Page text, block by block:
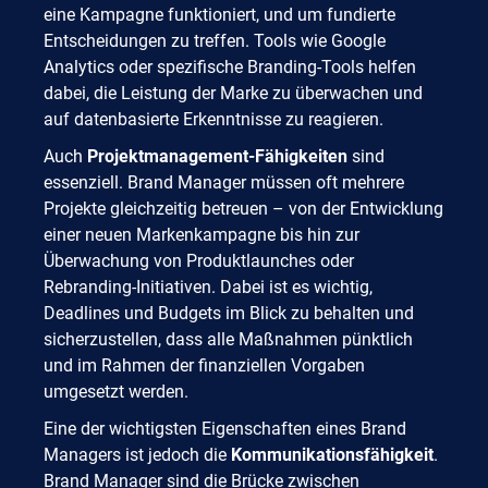
eine Kampagne funktioniert, und um fundierte
Entscheidungen zu treffen. Tools wie Google
Analytics oder spezifische Branding-Tools helfen
dabei, die Leistung der Marke zu überwachen und
auf datenbasierte Erkenntnisse zu reagieren.
Auch Projektmanagement-Fähigkeiten sind
essenziell. Brand Manager müssen oft mehrere
Projekte gleichzeitig betreuen – von der Entwicklung
einer neuen Markenkampagne bis hin zur
Überwachung von Produktlaunches oder
Rebranding-Initiativen. Dabei ist es wichtig,
Deadlines und Budgets im Blick zu behalten und
sicherzustellen, dass alle Maßnahmen pünktlich
und im Rahmen der finanziellen Vorgaben
umgesetzt werden.
Eine der wichtigsten Eigenschaften eines Brand
Managers ist jedoch die Kommunikationsfähigkeit.
Brand Manager sind die Brücke zwischen